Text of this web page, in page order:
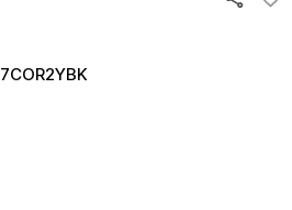
7COR2YBK